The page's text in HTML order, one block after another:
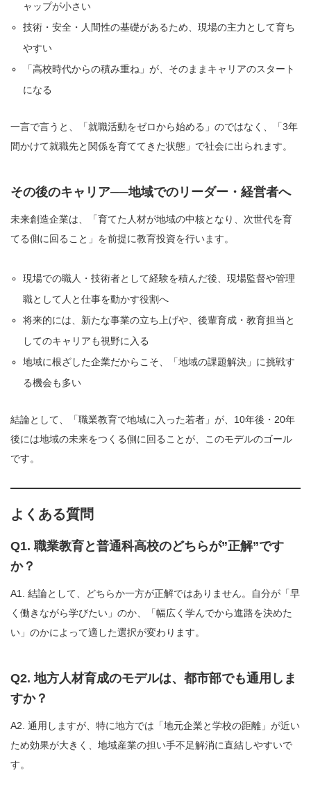
ャップが小さい
技術・安全・人間性の基礎があるため、現場の主力として育ち
やすい
「高校時代からの積み重ね」が、そのままキャリアのスタート
になる
一言で言うと、「就職活動をゼロから始める」のではなく、「3年
間かけて就職先と関係を育ててきた状態」で社会に出られます。
その後のキャリア──地域でのリーダー・経営者へ
未来創造企業は、「育てた人材が地域の中核となり、次世代を育
てる側に回ること」を前提に教育投資を行います。
現場での職人・技術者として経験を積んだ後、現場監督や管理
職として人と仕事を動かす役割へ
将来的には、新たな事業の立ち上げや、後輩育成・教育担当と
してのキャリアも視野に入る
地域に根ざした企業だからこそ、「地域の課題解決」に挑戦す
る機会も多い
結論として、「職業教育で地域に入った若者」が、10年後・20年
後には地域の未来をつくる側に回ることが、このモデルのゴール
です。
よくある質問
Q1. 職業教育と普通科高校のどちらが”正解”です
か？
A1. 結論として、どちらか一方が正解ではありません。自分が「早
く働きながら学びたい」のか、「幅広く学んでから進路を決めた
い」のかによって適した選択が変わります。
Q2. 地方人材育成のモデルは、都市部でも通用しま
すか？
A2. 通用しますが、特に地方では「地元企業と学校の距離」が近い
ため効果が大きく、地域産業の担い手不足解消に直結しやすいで
す。